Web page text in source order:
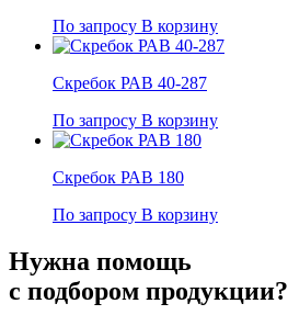
По запросу В корзину
Скребок РАВ 40-287
По запросу В корзину
Скребок РАВ 180
По запросу В корзину
Нужна помощь
с подбором продукции?